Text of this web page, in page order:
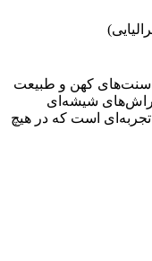
سنت‌های کهن و طبیعت
شیشه‌ای
است که در هیچ